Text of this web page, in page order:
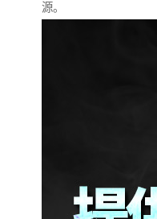
源。